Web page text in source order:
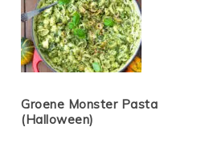
Groene Monster Pasta
(Halloween)